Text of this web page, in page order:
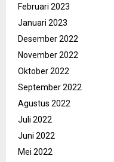
Februari 2023
Januari 2023
Desember 2022
November 2022
Oktober 2022
September 2022
Agustus 2022
Juli 2022
Juni 2022
Mei 2022